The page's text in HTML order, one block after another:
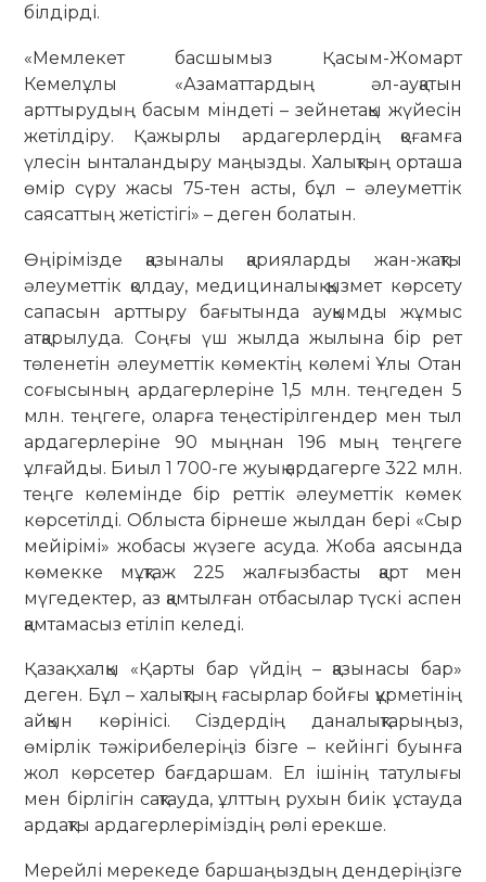
білдірді.
«Мемлекет басшымыз Қасым-Жомарт
Кемелұлы «Азаматтардың әл-ауқатын
арттырудың басым міндеті – зейнетақы жүйесін
жетілдіру. Қажырлы ардагерлердің қоғамға
үлесін ынталандыру маңызды. Халықтың орташа
өмір сүру жасы 75-тен асты, бұл – әлеуметтік
саясаттың жетістігі» – деген болатын.
Өңірімізде қазыналы қарияларды жан-жақты
әлеуметтік қолдау, медициналық қызмет көрсету
сапасын арттыру бағытында ауқымды жұмыс
атқарылуда. Соңғы үш жылда жылына бір рет
төленетін әлеуметтік көмектің көлемі Ұлы Отан
соғысының ардагерлеріне 1,5 млн. теңгеден 5
млн. теңгеге, оларға теңестірілгендер мен тыл
ардагерлеріне 90 мыңнан 196 мың теңгеге
ұлғайды. Биыл 1 700-ге жуық ардагерге 322 млн.
теңге көлемінде бір реттік әлеуметтік көмек
көрсетілді. Облыста бірнеше жылдан бері «Сыр
мейірімі» жобасы жүзеге асуда. Жоба аясында
көмекке мұқтаж 225 жалғызбасты қарт мен
мүгедектер, аз қамтылған отбасылар түскі аспен
қамтамасыз етіліп келеді.
Қазақ халқы «Қарты бар үйдің – қазынасы бар»
деген. Бұл – халықтың ғасырлар бойғы құрметінің
айқын көрінісі. Сіздердің даналықтарыңыз,
өмірлік тәжірибелеріңіз бізге – кейінгі буынға
жол көрсетер бағдаршам. Ел ішінің татулығы
мен бірлігін сақтауда, ұлттың рухын биік ұстауда
ардақты ардагерлеріміздің рөлі ерекше.
Мерейлі мерекеде баршаңыздың дендеріңізге